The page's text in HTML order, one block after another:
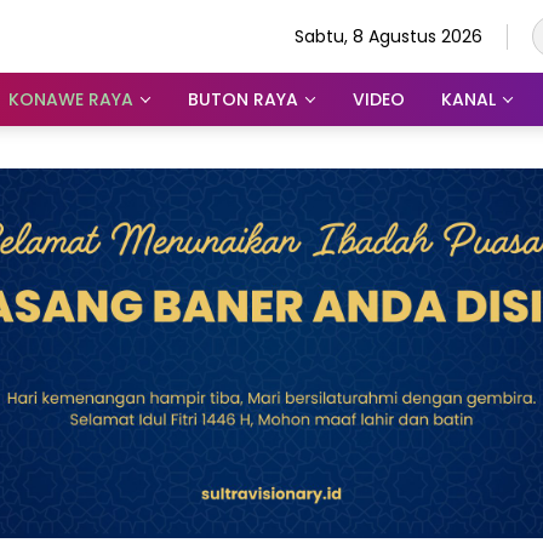
Sabtu, 8 Agustus 2026
KONAWE RAYA BUTON RAYA VIDEO KANAL